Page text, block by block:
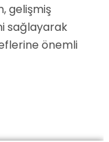
gelişmiş
sağlayarak
önemli